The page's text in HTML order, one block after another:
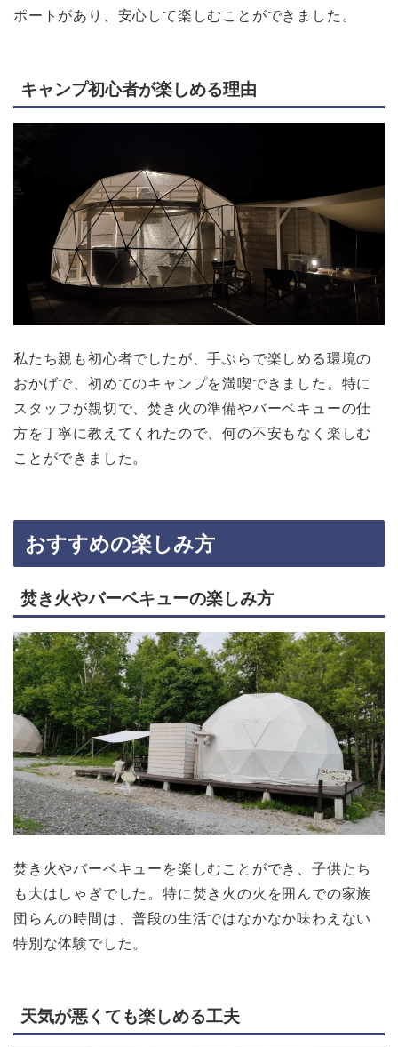
ポートがあり、安心して楽しむことができました。
キャンプ初心者が楽しめる理由
私たち親も初心者でしたが、手ぶらで楽しめる環境の
おかげで、初めてのキャンプを満喫できました。特に
スタッフが親切で、焚き火の準備やバーベキューの仕
方を丁寧に教えてくれたので、何の不安もなく楽しむ
ことができました。
おすすめの楽しみ方
焚き火やバーベキューの楽しみ方
焚き火やバーベキューを楽しむことができ、子供たち
も大はしゃぎでした。特に焚き火の火を囲んでの家族
団らんの時間は、普段の生活ではなかなか味わえない
特別な体験でした。
天気が悪くても楽しめる工夫